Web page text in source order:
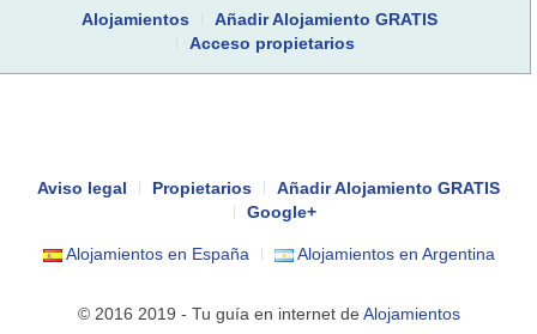
Alojamientos
Añadir Alojamiento GRATIS
Acceso propietarios
Aviso legal Propietarios
Añadir Alojamiento GRATIS
Google+
Alojamientos en España Alojamientos en Argentina
© 2016 2019 - Tu guía en internet de Alojamientos